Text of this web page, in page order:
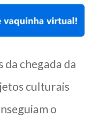
da chegada da
culturais
o